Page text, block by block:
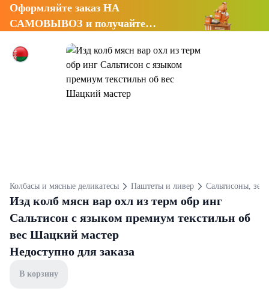
Оформляйте заказ НА
САМОВЫВОЗ и получайте
Колбасы и мясные деликатесы Паштеты и ливер Сальтисоны,
Изд колб мясн вар охл из терм обр инг
Сальтисон с языком премиум текстильн об
вес Шацкий мастер
Недоступно для заказа
В корзину